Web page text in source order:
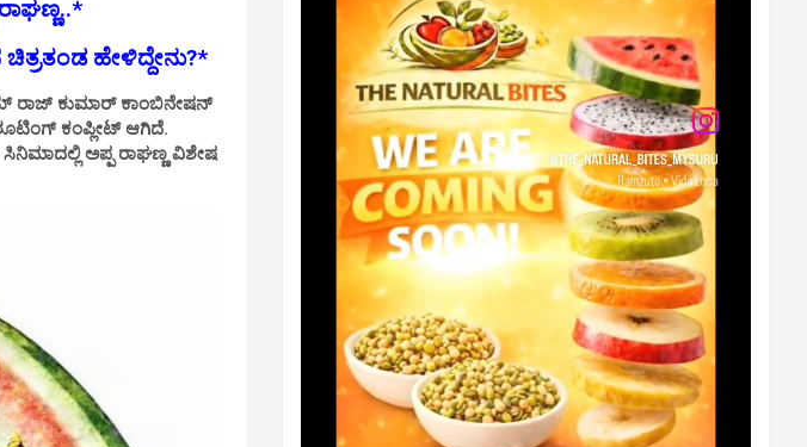
ಹೇಳಿದ್ದೇನು?*
ರಾಜ್ ಕುಮಾರ್ ಕಾಂಬಿನೇಷನ್
ಕಂಪ್ಲೀಟ್ ಆಗಿದೆ.
ಅಪ್ಪ ರಾಘಣ್ಣ ವಿಶೇಷ